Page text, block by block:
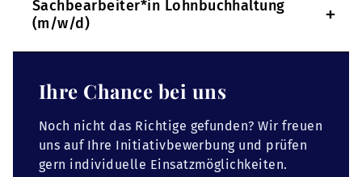
Sachbearbeiter*in Lohnbuchhaltung
(m/w/d)
+
Ihre Chance bei uns
Noch nicht das Richtige gefunden? Wir freuen
uns auf Ihre Initiativbewerbung und prüfen
gern individuelle Einsatzmöglichkeiten.